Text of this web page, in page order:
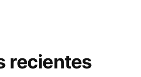
recientes